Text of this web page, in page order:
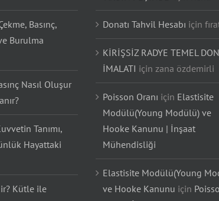
Basınç,
Nasıl Oluşur
Tanımı,
Kişiye Özel Nakışlı Şapka –
“AKSIN PEŞİNDE”
için Reha
Donatı Tahvil Hesabı içinfırat
KİRİŞSİZ RADYE TEMEL
İMALATI için zana özdemirli
Poisson Oranı için
Elastisite
Modülü(Young Modülü) ve
Hooke Kanunu | İnşaat
Mühendisliği
Elastisite Modülü(Young